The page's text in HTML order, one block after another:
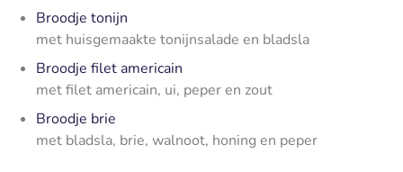
Broodje tonijn
met huisgemaakte tonijnsalade en bladsla
Broodje filet americain
met filet americain, ui, peper en zout
Broodje brie
met bladsla, brie, walnoot, honing en peper